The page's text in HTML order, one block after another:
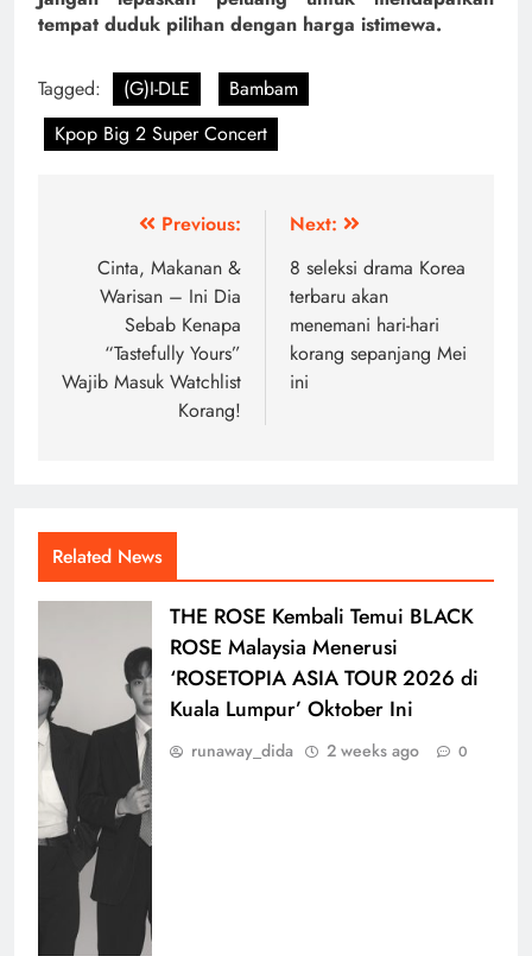
tempat duduk pilihan dengan harga istimewa.
Tagged: (G)I-DLE
Bambam
Kpop Big 2 Super Concert
navigation
Previous:
Cinta, Makanan &
Warisan – Ini Dia
Sebab Kenapa
“Tastefully Yours”
Wajib Masuk Watchlist
Korang!
Next:
8 seleksi drama Korea
terbaru akan
menemani hari-hari
korang sepanjang Mei
ini
Related News
THE ROSE Kembali Temui BLACK
ROSE Malaysia Menerusi
‘ROSETOPIA ASIA TOUR 2026 di
Kuala Lumpur’ Oktober Ini
runaway_dida 2 weeks ago 0